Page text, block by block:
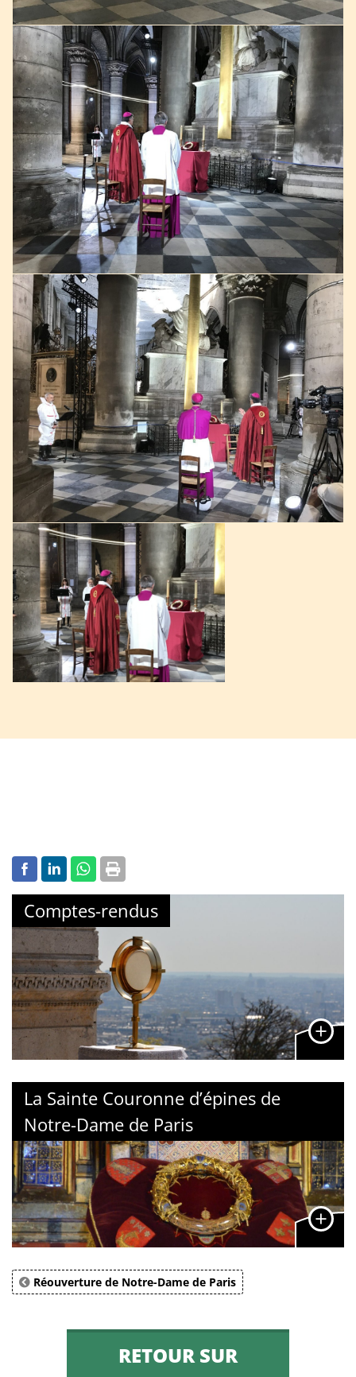
Comptes-rendus
La Sainte Couronne d’épines de
Notre-Dame de Paris
Réouverture de Notre-Dame de Paris
RETOUR SUR